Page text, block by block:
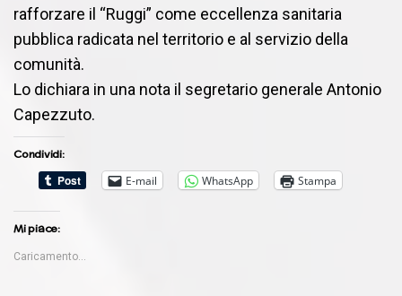
rafforzare il “Ruggi” come eccellenza sanitaria
pubblica radicata nel territorio e al servizio della
comunità.
Lo dichiara in una nota il segretario generale Antonio
Capezzuto.
Condividi:
E-mail
WhatsApp Stampa
Mi piace:
Caricamento...